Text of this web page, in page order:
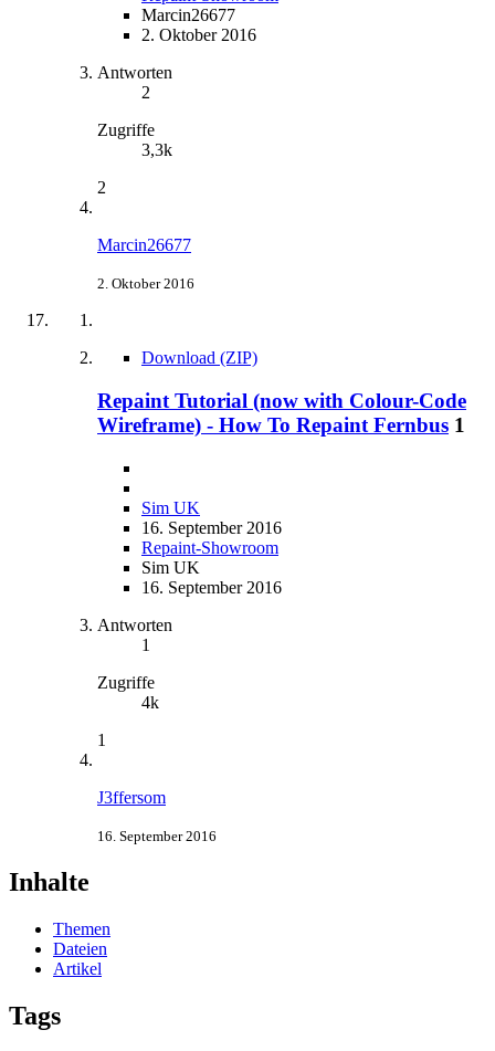
Marcin26677
2. Oktober 2016
Antworten
2
Zugriffe
3,3k
2
Marcin26677
2. Oktober 2016
Download (ZIP)
Repaint Tutorial (now with Colour-Code
Wireframe) - How To Repaint Fernbus 1
Sim UK
16. September 2016
Repaint-Showroom
Sim UK
16. September 2016
Antworten
1
Zugriffe
4k
1
J3ffersom
16. September 2016
Inhalte
Themen
Dateien
Artikel
Tags